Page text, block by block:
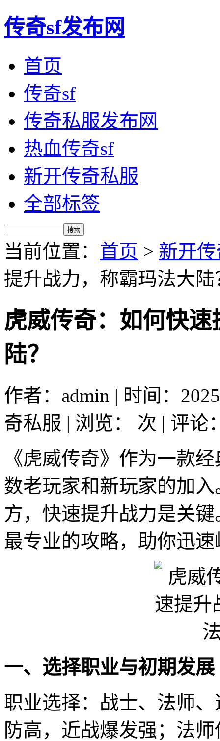
传奇sf发布网
首页
传奇sf
传奇私服发布网
热血传奇sf
新开传奇私服
全部标签
当前位置： 首页 > 新开
提升战力，称霸玛法大陆
虎威传奇：如何快
陆？
作者：admin | 时间：
奇私服 | 浏览：
次 | 评论
《虎威传奇》作为一款
数老玩家和新玩家的加
方，快速提升战力是关
最专业的攻略，助你迅速
一、选择职业与初期发展
职业选择：战士、法师
防高，近战爆发强；法